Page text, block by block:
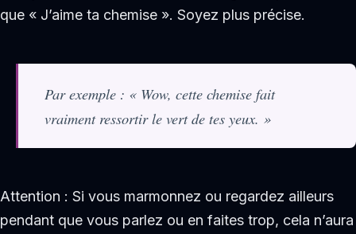
que « J’aime ta chemise ». Soyez plus précise.
Par exemple : « Wow, cette chemise fait
vraiment ressortir le vert de tes yeux. »
Attention : Si vous marmonnez ou regardez ailleurs
pendant que vous parlez ou en faites trop, cela n’aura